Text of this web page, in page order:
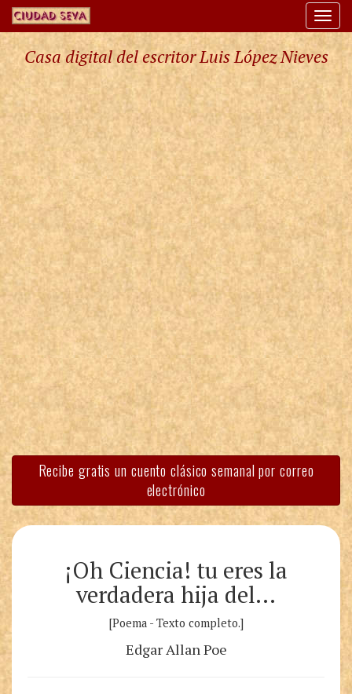
Casa digital del escritor Luis López Nieves
Recibe gratis un cuento clásico semanal por correo
electrónico
¡Oh Ciencia! tu eres la
verdadera hija del…
[Poema - Texto completo.]
Edgar Allan Poe